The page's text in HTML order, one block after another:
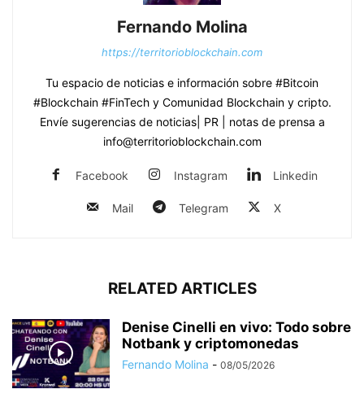
Fernando Molina
https://territorioblockchain.com
Tu espacio de noticias e información sobre #Bitcoin
#Blockchain #FinTech y Comunidad Blockchain y cripto.
Envíe sugerencias de noticias| PR | notas de prensa a
info@territorioblockchain.com
Facebook Instagram Linkedin
Mail Telegram X
RELATED ARTICLES
Denise Cinelli en vivo: Todo sobre
Notbank y criptomonedas
Fernando Molina - 08/05/2026